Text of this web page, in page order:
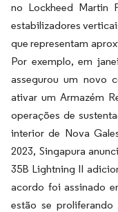
no Lockheed Martin
estabilizadores
que representam
Por exemplo, em
assegurou um novo
ativar um Armazém
operações de
interior de Nova
2023, Singapura
35B Lightning II
acordo foi assinado
estão se proliferando